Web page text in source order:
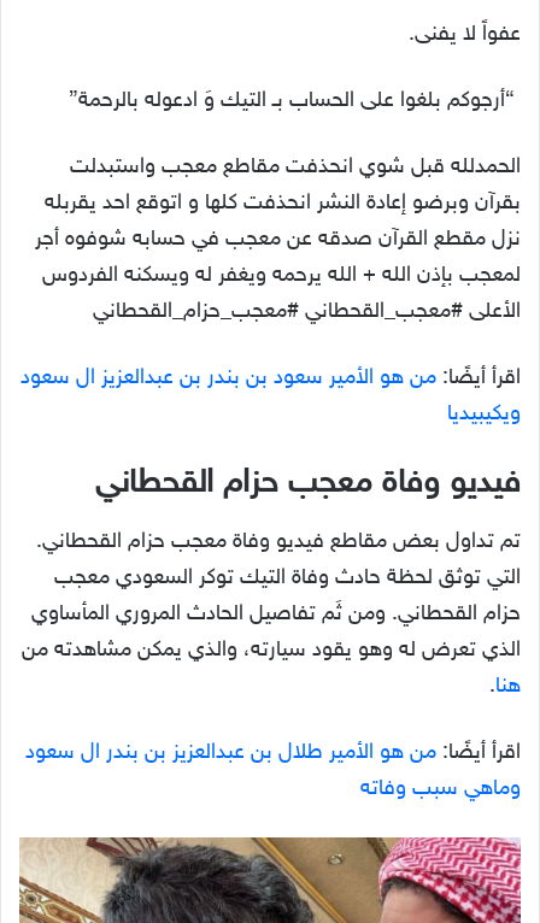
عفواً لا يفنى.
“أرجوكم بلغوا على الحساب بـ التيك وَ ادعوله بالرحمة”
الحمدلله قبل شوي انحذفت مقاطع معجب واستبدلت
بقرآن وبرضو إعادة النشر انحذفت كلها و اتوقع احد يقربله
نزل مقطع القرآن صدقه عن معجب في حسابه شوفوه أجر
لمعجب بإذن الله + الله يرحمه ويغفر له ويسكنه الفردوس
الأعلى ‎#معجب_القحطاني ‎#معجب_حزام_القحطاني
اقرأ أيضًا: من هو الأمير سعود بن بندر بن عبدالعزيز ال سعود
ويكيبيديا
فيديو وفاة معجب حزام القحطاني
تم تداول بعض مقاطع فيديو وفاة معجب حزام القحطاني.
التي توثق لحظة حادث وفاة التيك توكر السعودي معجب
حزام القحطاني. ومن ثَم تفاصيل الحادث المروري المأساوي
الذي تعرض له وهو يقود سيارته، والذي يمكن مشاهدته من
هنا.
اقرأ أيضًا: من هو الأمير طلال بن عبدالعزيز بن بندر ال سعود
وماهي سبب وفاته